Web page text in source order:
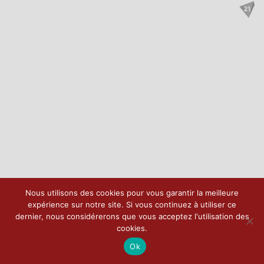
Nous utilisons des cookies pour vous garantir la meilleure
expérience sur notre site. Si vous continuez à utiliser ce
dernier, nous considérerons que vous acceptez l'utilisation des
cookies.
Ok